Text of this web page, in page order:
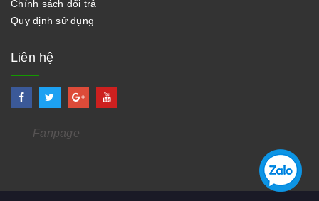
Chính sách đổi trả
Quy định sử dụng
Liên hệ
Fanpage